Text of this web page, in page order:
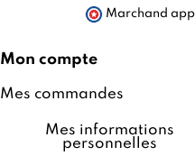
Marchand
Mon compte
Mes commandes
Mes informations
personnelles